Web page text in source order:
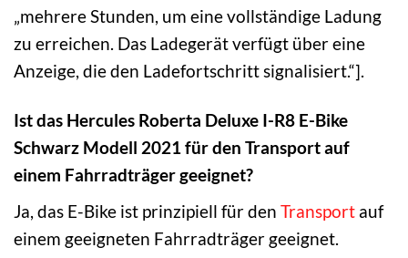
„mehrere Stunden, um eine vollständige Ladung
zu erreichen. Das Ladegerät verfügt über eine
Anzeige, die den Ladefortschritt signalisiert.“].
Ist das Hercules Roberta Deluxe I-R8 E-Bike
Schwarz Modell 2021 für den Transport auf
einem Fahrradträger geeignet?
Ja, das E-Bike ist prinzipiell für den Transport auf
einem geeigneten Fahrradträger geeignet.